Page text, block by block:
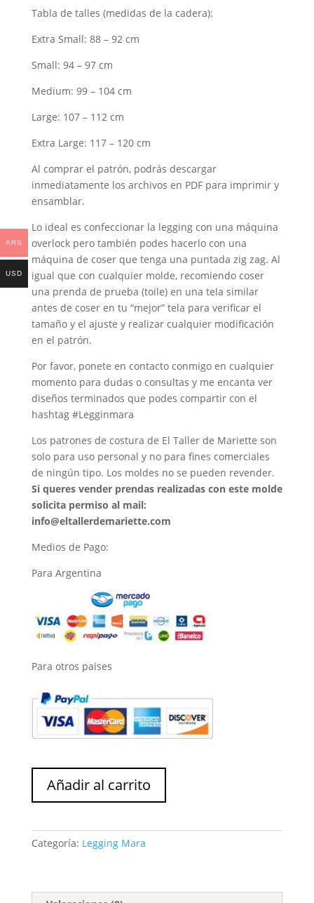
Tabla de talles (medidas de la cadera):
Extra Small: 88 – 92 cm
Small: 94 – 97 cm
Medium: 99 – 104 cm
Large: 107 – 112 cm
Extra Large: 117 – 120 cm
Al comprar el patrón, podrás descargar
inmediatamente los archivos en PDF para imprimir y
ensamblar.
Lo ideal es confeccionar la legging con una máquina
overlock pero también podes hacerlo con una
máquina de coser que tenga una puntada zig zag. Al
igual que con cualquier molde, recomiendo coser
una prenda de prueba (toile) en una tela similar
antes de coser en tu “mejor” tela para verificar el
tamaño y el ajuste y realizar cualquier modificación
en el patrón.
Por favor, ponete en contacto conmigo en cualquier
momento para dudas o consultas y me encanta ver
diseños terminados que podes compartir con el
hashtag #Legginmara
Los patrones de costura de El Taller de Mariette son
solo para uso personal y no para fines comerciales
de ningún tipo. Los moldes no se pueden revender.
Si queres vender prendas realizadas con este molde
solicita permiso al mail:
info@eltallerdemariette.com
Medios de Pago:
Para Argentina
Para otros paises
Mara
cantidad
Añadir al carrito
Categoría: Legging Mara
ARS
USD